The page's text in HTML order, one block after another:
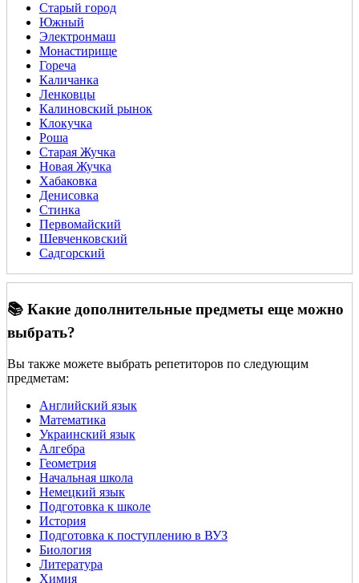
Старый город
Южный
Электронмаш
Монастирище
Гореча
Каличанка
Ленковцы
Калиновский рынок
Клокучка
Роша
Старая Жучка
Новая Жучка
Хабаковка
Денисовка
Стинка
Первомайский
Шевченковский
Садгорский
📚 Какие дополнительные предметы еще можно
выбрать?
Вы также можете выбрать репетиторов по следующим
предметам:
Английский язык
Математика
Украинский язык
Алгебра
Геометрия
Начальная школа
Немецкий язык
Подготовка к школе
История
Подготовка к поступлению в ВУЗ
Биология
Литература
Химия